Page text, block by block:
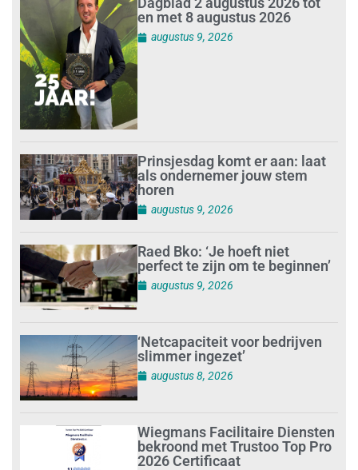
en met 8 augustus 2026
augustus 9, 2026
Prinsjesdag komt er aan: laat
als ondernemer jouw stem
horen
augustus 9, 2026
Raed Bko: ‘Je hoeft niet
perfect te zijn om te beginnen’
augustus 9, 2026
‘Netcapaciteit voor bedrijven
slimmer ingezet’
augustus 8, 2026
Wiegmans Facilitaire Diensten
bekroond met Trustoo Top Pro
2026 Certificaat